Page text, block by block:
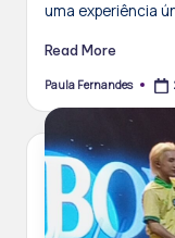
uma experiência
Read More
Posted
Paula Fernandes